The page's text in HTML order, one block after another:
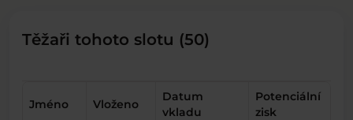
Těžaři tohoto slotu (50)
Jméno Vloženo
Datum
vkladu
Potenciální
zisk